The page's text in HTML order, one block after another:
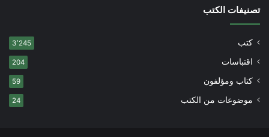
تصنيفات الكتب
كتب 3٬245
اقتباسات 204
كتاب ومؤلفون 59
موضوعات من الكتب 24